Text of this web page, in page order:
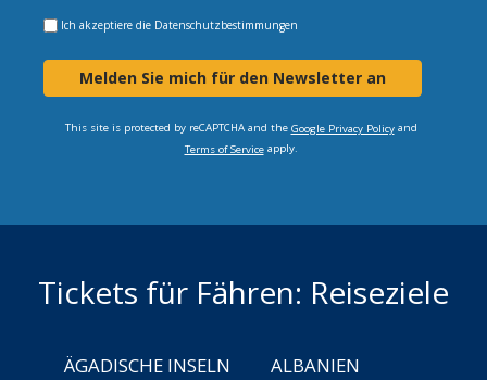
Ich akzeptiere die Datenschutzbestimmungen
Melden Sie mich für den Newsletter an
This site is protected by reCAPTCHA and the Google Privacy Policyand
Terms of Serviceapply.
Tickets für Fähren: Reiseziele
ÄGADISCHE INSELN
ALBANIEN